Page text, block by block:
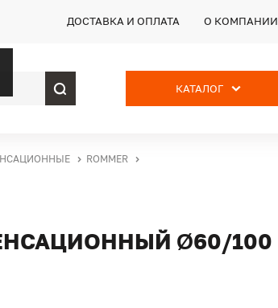
ДОСТАВКА И ОПЛАТА О КОМПАНИИ
КАТАЛОГ
ROMMER
Ø60/100